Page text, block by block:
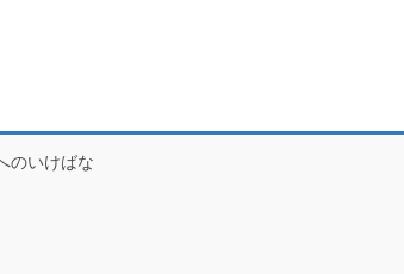
のいけばな